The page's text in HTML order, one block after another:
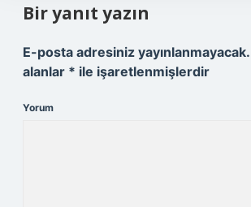
Bir yanıt yazın
E-posta adresiniz yayınlanmayacak.
alanlar * ile işaretlenmişlerdir
Yorum